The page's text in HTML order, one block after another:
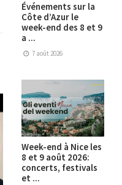
Événements sur la
Côte d’Azur le
week-end des 8 et 9
a ...
7 août 2026
Week-end à Nice les
8 et 9 août 2026:
concerts, festivals
et ...